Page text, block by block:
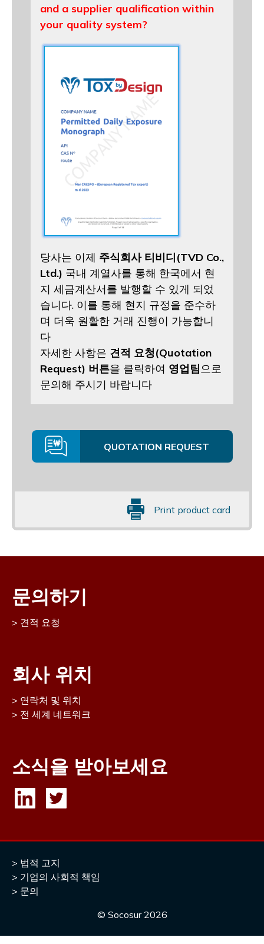
and a supplier qualification within
your quality system?
당사는 이제 주식회사 티비디(TVD Co.,
Ltd.) 국내 계열사를 통해 한국에서 현
지 세금계산서를 발행할 수 있게 되었
습니다. 이를 통해 현지 규정을 준수하
며 더욱 원활한 거래 진행이 가능합니
다
자세한 사항은 견적 요청(Quotation
Request) 버튼을 클릭하여 영업팀으로
문의해 주시기 바랍니다
QUOTATION REQUEST
Print product card
문의하기
견적 요청
회사 위치
연락처 및 위치
전 세계 네트워크
소식을 받아보세요
법적 고지
기업의 사회적 책임
문의
© Socosur 2026